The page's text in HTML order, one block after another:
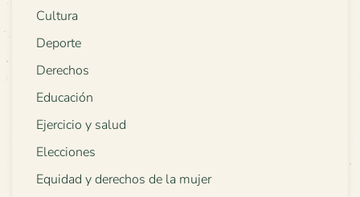
Cultura
Deporte
Derechos
Educación
Ejercicio y salud
Elecciones
Equidad y derechos de la mujer